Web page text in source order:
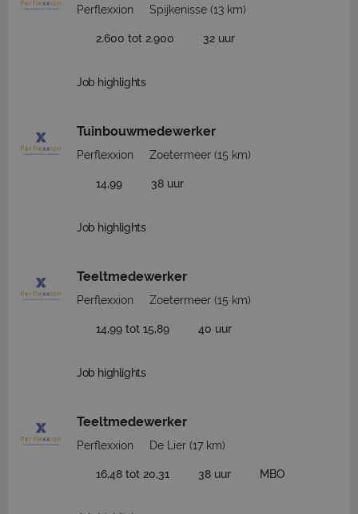
Perflexxion Spijkenisse (13 km)
2.600 tot 2.900 32 uur
Job highlights
Tuinbouwmedewerker
Perflexxion Zoetermeer (15 km)
14,99 38 uur
Job highlights
Teeltmedewerker
Perflexxion Zoetermeer (15 km)
14,99 tot 15,89 40 uur
Job highlights
Teeltmedewerker
Perflexxion De Lier (17 km)
16,48 tot 20,31 38 uur MBO